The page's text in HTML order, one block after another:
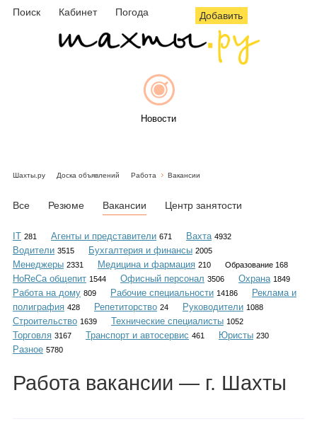
Поиск Кабинет Погода Добавить
Новости
Объявления
Каталог
Инфо
Шахты.ру Доска объявлений Работа Вакансии
Все Резюме Вакансии Центр занятости
IT 281 Агенты и представители 671 Вахта 4932
Водители 3515 Бухгалтерия и финансы 2005
Менеджеры 2331 Медицина и фармация 210 Образование 168
HoReCa общепит 1544 Офисный персонал 3506 Охрана 1849
Работа на дому 809 Рабочие специальности 14186
Реклама и
полиграфия 428 Репетиторство 24 Руководители 1088
Строительство 1639 Технические специалисты 1052
Торговля 3167 Транспорт и автосервис 461 Юристы 230
Разное 5780
Работа вакансии — г. Шахты